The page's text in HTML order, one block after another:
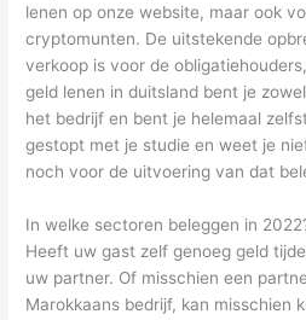
lenen op onze website, maar ook
cryptomunten. De uitstekende
verkoop is voor de
geld lenen in duitsland bent je
het bedrijf en bent je helemaal
gestopt met je studie en weet je
noch voor de uitvoering van dat
In welke sectoren beleggen in
Heeft uw gast zelf genoeg geld
uw partner. Of misschien een
Marokkaans bedrijf, kan misschien